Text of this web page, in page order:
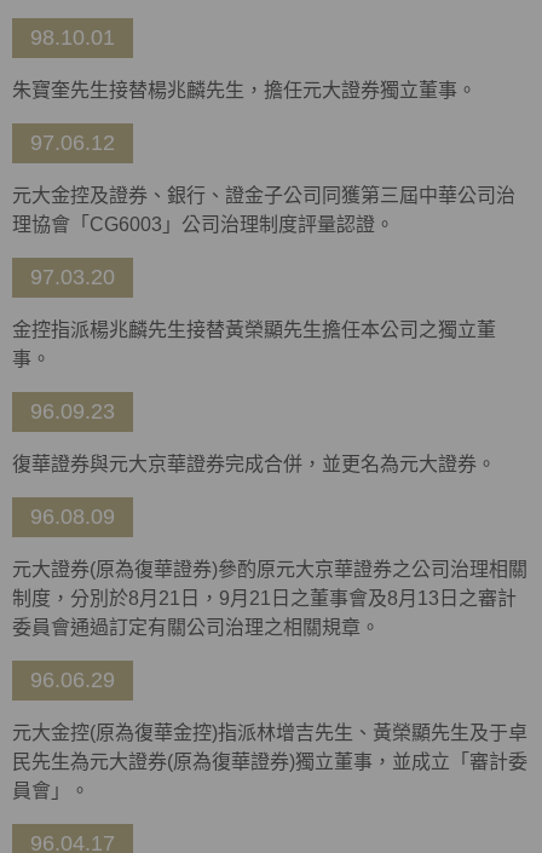
98.10.01
朱寶奎先生接替楊兆麟先生，擔任元大證券獨立董事。
97.06.12
元大金控及證券、銀行、證金子公司同獲第三屆中華公司治
理協會「CG6003」公司治理制度評量認證。
97.03.20
金控指派楊兆麟先生接替黃榮顯先生擔任本公司之獨立董
事。
96.09.23
復華證券與元大京華證券完成合併，並更名為元大證券。
96.08.09
元大證券(原為復華證券)參酌原元大京華證券之公司治理相關
制度，分別於8月21日，9月21日之董事會及8月13日之審計
委員會通過訂定有關公司治理之相關規章。
96.06.29
元大金控(原為復華金控)指派林增吉先生、黃榮顯先生及于卓
民先生為元大證券(原為復華證券)獨立董事，並成立「審計委
員會」。
96.04.17